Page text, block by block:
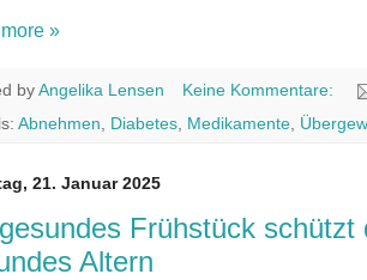
»
byAngelika Lensen
Keine Kommentare:
Abnehmen Diabetes Medikamente
21. Januar 2025
Frühstück
Altern